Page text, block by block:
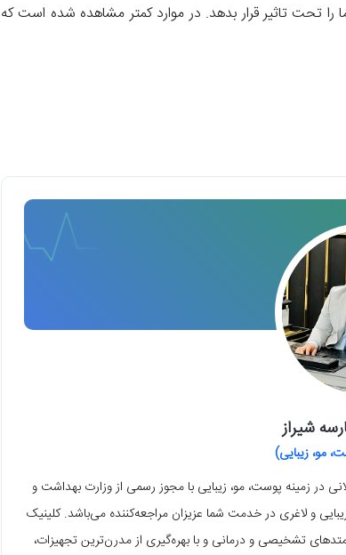
تحت تاثیر قرار بدهد. در موارد کمتر مشاهده شده است که
شیراز
مو، زیبایی)
در زمینه پوست، مو، زیبایی با مجوز رسمی از وزارت بهداشت و
و لاغری در خدمت شما عزیزان مراجعه‌کننده می‌باشد. کلینیک
تشخیصی و درمانی و با بهره‌گیری از مدرن‌ترین تجهیزات،